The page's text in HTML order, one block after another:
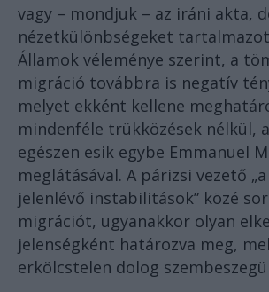
vagy – mondjuk – az iráni akta,
nézetkülönbségeket
Államok véleménye szerint, a
migráció továbbra is negatív
melyet ekként kellene
mindenféle trükközések nélkül,
egészen esik egybe Emmanuel
meglátásával. A párizsi vezető
jelenlévő instabilitások” közé
migrációt, ugyanakkor olyan
jelenségként határozva meg,
erkölcstelen dolog